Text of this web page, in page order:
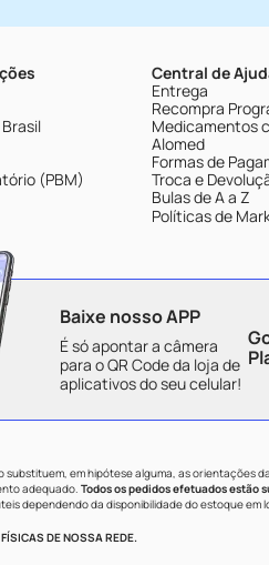
(PBM)
Central de
Entrega
Recompra
Medicamentos
Alomed
Formas de
Troca e
Bulas de A a Z
Políticas de
Baixe nosso APP
É só apontar a câmera
para o QR Code da loja de
aplicativos do seu celular!
em hipótese alguma, as orientações
adequado. Todos os pedidos efetuados estão
dependendo da disponibilidade do estoque em
DE NOSSA REDE.